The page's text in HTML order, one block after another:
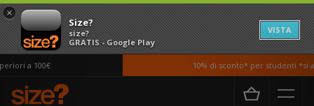
×
Size?
size?
GRATIS - Google Play
VISTA
a 100€ 10% di sconto* per studenti *si
Home Uomo